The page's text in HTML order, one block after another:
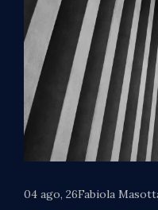
04 ago, 26Fabiola